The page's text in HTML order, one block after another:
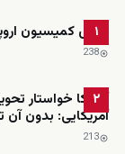
۱
رئیس کمیسیون
238
۲
آمریکا خواستار
آمریکایی: بدون آن
213